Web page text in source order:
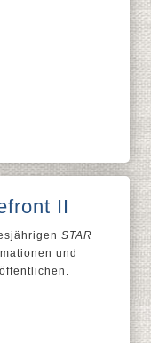
II
STAR
und